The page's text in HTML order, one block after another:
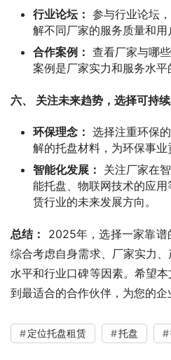
行业论坛： 参与行业论坛
解不同厂家的服务质量和用
合作案例： 查看厂家与哪
案例是厂家实力和服务水平
六、 关注未来趋势，选择可持
环保理念： 选择注重环保
解的托盘材料，为环保事业
智能化发展： 关注厂家在
能托盘、物联网技术的应
赁行业的未来发展方向。
总结：
2025年，选择一家靠
综合考虑自身需求、厂家实力
水平和行业口碑等因素。希望
到最适合的合作伙伴，为您的企
定位托盘租赁 托盘